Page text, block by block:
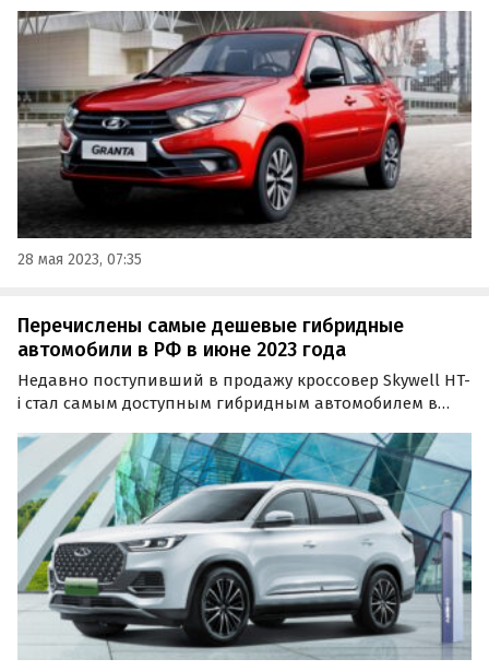
последние новинки уходящей весны, портал
«Автоновости дня» составил ТОП-5 самых доступных
седанов…
28 мая 2023, 07:35
Перечислены самые дешевые гибридные
автомобили в РФ в июне 2023 года
Недавно поступивший в продажу кроссовер Skywell HT-
i стал самым доступным гибридным автомобилем в
дня», сравнив цены на все «бензоэлектрические»
модели, представленные на российском рынке в
июне…